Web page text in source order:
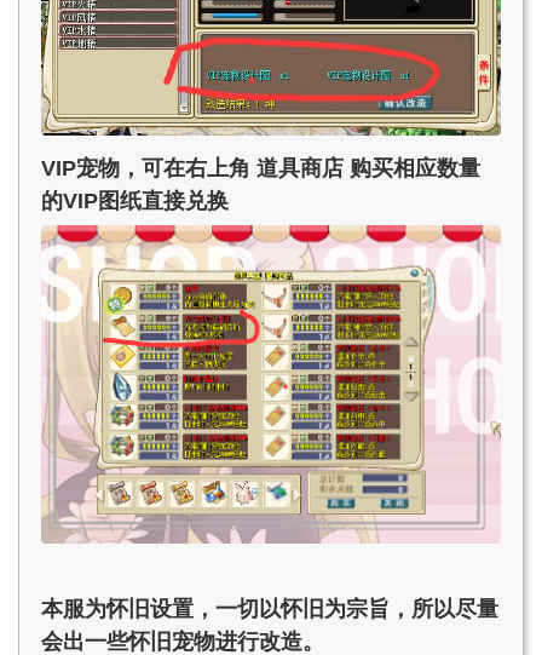
VIP宠物，可在右上角 道具商店 购买相应数量
的VIP图纸直接兑换
本服为怀旧设置，一切以怀旧为宗旨，所以尽量
会出一些怀旧宠物进行改造。